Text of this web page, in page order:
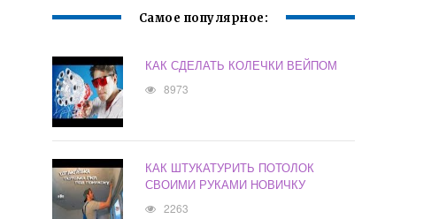
Самое популярное:
КАК СДЕЛАТЬ КОЛЕЧКИ ВЕЙПОМ
8973
КАК ШТУКАТУРИТЬ ПОТОЛОК
СВОИМИ РУКАМИ НОВИЧКУ
2263